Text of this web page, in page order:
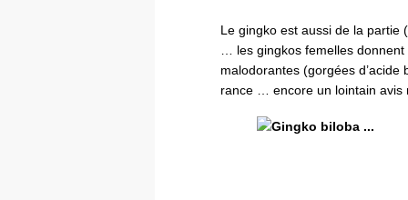
Le gingko est aussi de la partie
… les gingkos femelles
malodorantes (gorgées
rance … encore un lointain avis